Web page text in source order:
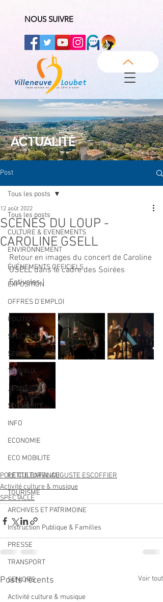
NOUS SUIVRE
ACTUALITÉ
Post
Tous les posts
CULTURE & EVENEMENTS
ENVIRONNEMENT
ÉVÉNEMENTS OFFICIELS
EXPOSITION
OFFRES D'EMPLOI
POLITIQUE
SPECTACLE
SPORT
TRAVAUX
JEUNESSE
SOLIDARITÉ
INFO
ECONOMIE
ECO MOBILITE
PETITE ENFANCE
TOURISME
ARCHIVES ET PATRIMOINE
Instruction Publique & Familles
PRESSE
TRANSPORT
SENIORS
Activité culture & musique
Tous les posts
SCENES DU LOUP -
CAROLINE GSELL
12 août 2022
Retour en images du concert de Caroline
GSELL dans le cadre des Soirées
Estivales !
POLE CULTUREL AUGUSTE ESCOFFIER
Activité culture & musique
SPECTACLE
Posts récents Voir tout